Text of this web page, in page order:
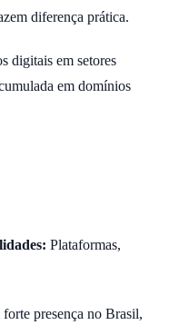
diferença prática.
digitais em setores
em domínios
Plataformas,
presença no Brasil,